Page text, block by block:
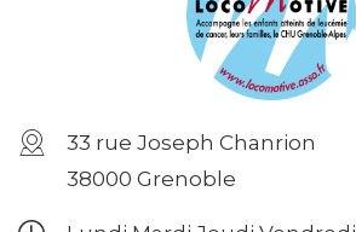
33 rue Joseph Chanrion
38000 Grenoble